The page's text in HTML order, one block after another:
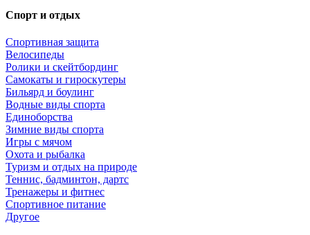
Спорт и отдых
Спортивная защита
Велосипеды
Ролики и скейтбординг
Самокаты и гироскутеры
Бильярд и боулинг
Водные виды спорта
Единоборства
Зимние виды спорта
Игры с мячом
Охота и рыбалка
Туризм и отдых на природе
Теннис, бадминтон, дартс
Тренажеры и фитнес
Спортивное питание
Другое